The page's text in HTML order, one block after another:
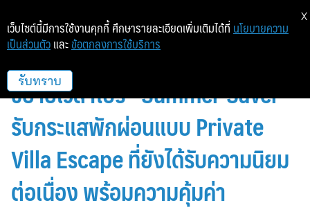
เชอราตันหัวหิน ปราณบุรีวิลล่าส์
ขยายเวลาโปร “Summer Saver”
รับกระแสพักผ่อนแบบ Private
Villa Escape ที่ยังได้รับความนิยม
ต่อเนื่อง พร้อมความคุ้มค่า
เว็บไซต์นี้มีการใช้งานคุกกี้ ศึกษารายละเอียดเพิ่มเติมได้ที่ นโยบายความ
เป็นส่วนตัว และ ข้อตกลงการใช้บริการ
รับทราบ
X